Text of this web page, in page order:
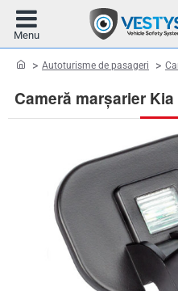
Cameră marșarier
homeAutoturisme de pasageri